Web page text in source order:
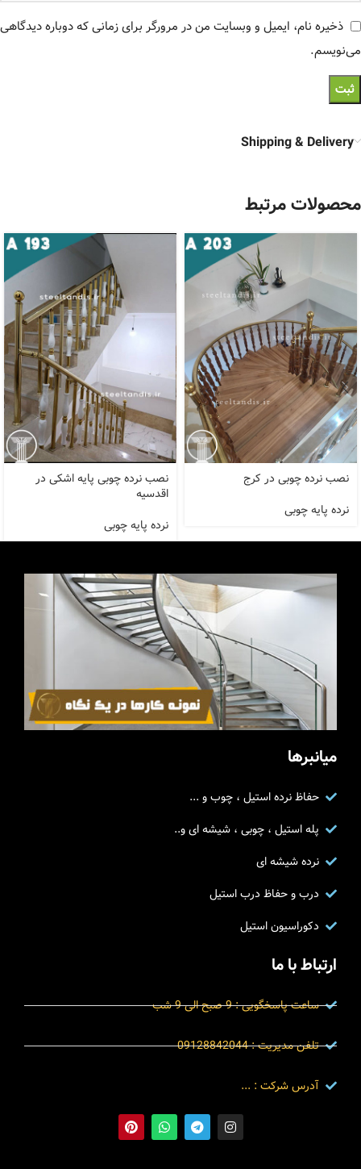
ذخیره نام، ایمیل و وبسایت من در مرورگر برای زمانی که دوباره دیدگاهی
می‌نویسم.
Shipping & Delivery
محصولات مرتبط
نصب نرده چوبی در کرج
نرده پایه چوبی
نصب نرده چوبی پایه اشکی در
اقدسیه
نرده پایه چوبی
میانبرها
حفاظ نرده استیل ، چوب و ...
پله استیل ، چوبی ، شیشه ای و..
نرده شیشه ای
درب و حفاظ درب استیل
دکوراسیون استیل
ارتباط با ما
ساعت پاسخگویی : 9 صبح الی 9 شب
تلفن مدیریت : 09128842044
آدرس شرکت : ...